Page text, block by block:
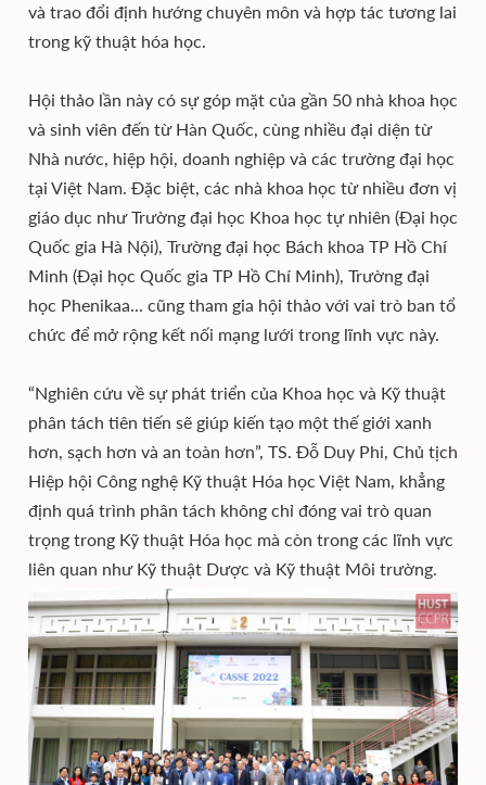
và trao đổi định hướng chuyên môn và hợp tác tương lai
trong kỹ thuật hóa học.
Hội thảo lần này có sự góp mặt của gần 50 nhà khoa học
và sinh viên đến từ Hàn Quốc, cùng nhiều đại diện từ
Nhà nước, hiệp hội, doanh nghiệp và các trường đại học
tại Việt Nam. Đặc biệt, các nhà khoa học từ nhiều đơn vị
giáo dục như Trường đại học Khoa học tự nhiên (Đại học
Quốc gia Hà Nội), Trường đại học Bách khoa TP Hồ Chí
Minh (Đại học Quốc gia TP Hồ Chí Minh), Trường đại
học Phenikaa... cũng tham gia hội thảo với vai trò ban tổ
chức để mở rộng kết nối mạng lưới trong lĩnh vực này.
“Nghiên cứu về sự phát triển của Khoa học và Kỹ thuật
phân tách tiên tiến sẽ giúp kiến tạo một thế giới xanh
hơn, sạch hơn và an toàn hơn”, TS. Đỗ Duy Phi, Chủ tịch
Hiệp hội Công nghệ Kỹ thuật Hóa học Việt Nam, khẳng
định quá trình phân tách không chỉ đóng vai trò quan
trọng trong Kỹ thuật Hóa học mà còn trong các lĩnh vực
liên quan như Kỹ thuật Dược và Kỹ thuật Môi trường.